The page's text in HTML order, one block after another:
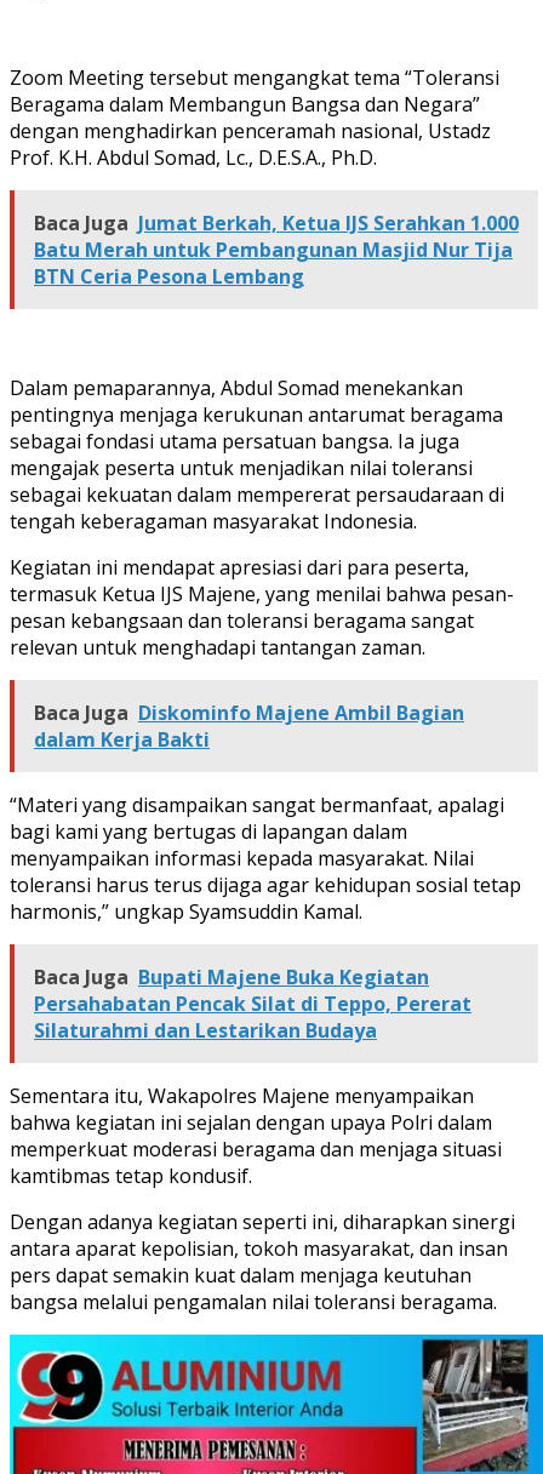
Zoom Meeting tersebut mengangkat tema “Toleransi
Beragama dalam Membangun Bangsa dan Negara”
dengan menghadirkan penceramah nasional, Ustadz
Prof. K.H. Abdul Somad, Lc., D.E.S.A., Ph.D.
Baca Juga Jumat Berkah, Ketua IJS Serahkan 1.000
Batu Merah untuk Pembangunan Masjid Nur Tija
BTN Ceria Pesona Lembang
Dalam pemaparannya, Abdul Somad menekankan
pentingnya menjaga kerukunan antarumat beragama
sebagai fondasi utama persatuan bangsa. Ia juga
mengajak peserta untuk menjadikan nilai toleransi
sebagai kekuatan dalam mempererat persaudaraan di
tengah keberagaman masyarakat Indonesia.
Kegiatan ini mendapat apresiasi dari para peserta,
termasuk Ketua IJS Majene, yang menilai bahwa pesan-
pesan kebangsaan dan toleransi beragama sangat
relevan untuk menghadapi tantangan zaman.
Baca Juga Diskominfo Majene Ambil Bagian
dalam Kerja Bakti
“Materi yang disampaikan sangat bermanfaat, apalagi
bagi kami yang bertugas di lapangan dalam
menyampaikan informasi kepada masyarakat. Nilai
toleransi harus terus dijaga agar kehidupan sosial tetap
harmonis,” ungkap Syamsuddin Kamal.
Baca Juga Bupati Majene Buka Kegiatan
Persahabatan Pencak Silat di Teppo, Pererat
Silaturahmi dan Lestarikan Budaya
Sementara itu, Wakapolres Majene menyampaikan
bahwa kegiatan ini sejalan dengan upaya Polri dalam
memperkuat moderasi beragama dan menjaga situasi
kamtibmas tetap kondusif.
Dengan adanya kegiatan seperti ini, diharapkan sinergi
antara aparat kepolisian, tokoh masyarakat, dan insan
pers dapat semakin kuat dalam menjaga keutuhan
bangsa melalui pengamalan nilai toleransi beragama.